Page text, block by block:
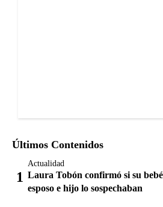
Últimos Contenidos
Actualidad
Laura Tobón confirmó si su
esposo e hijo lo sospechaban